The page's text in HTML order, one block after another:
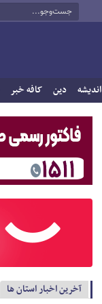
اندیشه دین کافه خبر
آخرین اخبار استان ها